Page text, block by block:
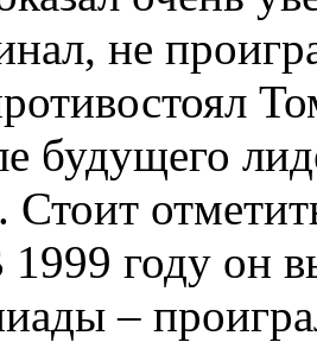
не
будущего
Стоит
1999 году он
–